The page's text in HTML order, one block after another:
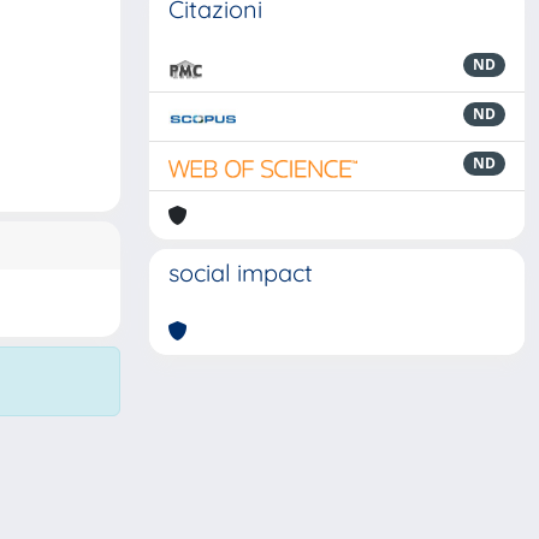
Citazioni
ND
ND
ND
social impact